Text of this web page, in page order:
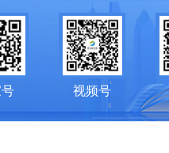
视频号